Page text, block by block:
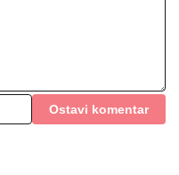
Ostavi komentar